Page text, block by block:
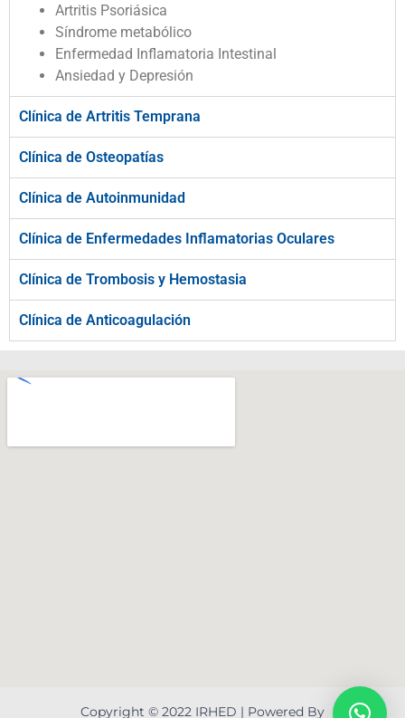
Artritis Psoriásica
Síndrome metabólico
Enfermedad Inflamatoria Intestinal
Ansiedad y Depresión
Clínica de Artritis Temprana
Clínica de Osteopatías
Clínica de Autoinmunidad
Clínica de Enfermedades Inflamatorias Oculares
Clínica de Trombosis y Hemostasia
Clínica de Anticoagulación
Copyright © 2022 IRHED | Powered By